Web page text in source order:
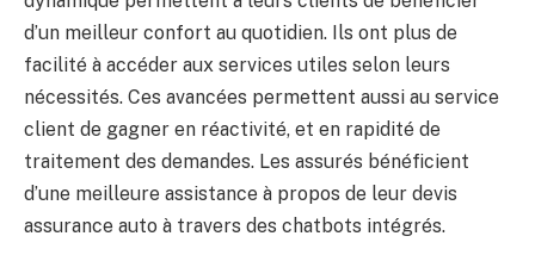
d’un meilleur confort au quotidien. Ils ont plus de
facilité à accéder aux services utiles selon leurs
nécessités. Ces avancées permettent aussi au service
client de gagner en réactivité, et en rapidité de
traitement des demandes. Les assurés bénéficient
d’une meilleure assistance à propos de leur devis
assurance auto à travers des chatbots intégrés.